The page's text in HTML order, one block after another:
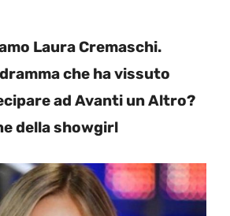
Laura Cremaschi.
che ha vissuto
ad Avanti un Altro?
della showgirl